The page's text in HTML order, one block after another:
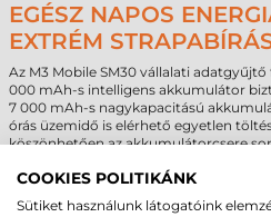
EGÉSZ NAPOS
EXTRÉM
Az M3 Mobile SM30 vállalati
000 mAh-s intelligens akkumulátor
7 000 mAh-s nagykapacitású
órás üzemidő is elérhető egyetlen
köszönhetően az akkumulátorcsere
többműszakos igénybevételre.
A strapabíróság terén a készülék nem
COOKIES POLITIKÁNK
Sütiket használunk látogatóink